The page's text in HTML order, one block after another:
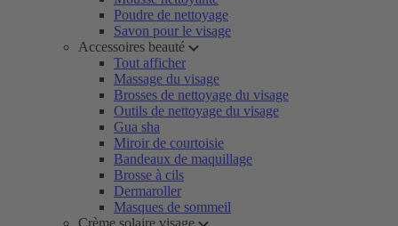
Poudre de nettoyage
Savon pour le visage
Accessoires beauté
Tout afficher
Massage du visage
Brosses de nettoyage du visage
Outils de nettoyage du visage
Gua sha
Miroir de courtoisie
Bandeaux de maquillage
Brosse à cils
Dermaroller
Masques de sommeil
Crème solaire visage